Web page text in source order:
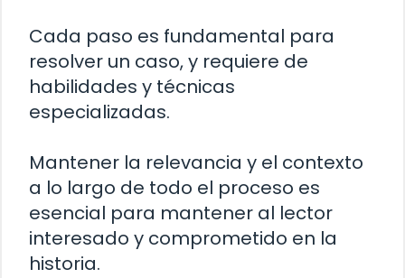
Cada paso es fundamental para
resolver un caso, y requiere de
habilidades y técnicas
especializadas.
Mantener la relevancia y el contexto
a lo largo de todo el proceso es
esencial para mantener al lector
interesado y comprometido en la
historia.